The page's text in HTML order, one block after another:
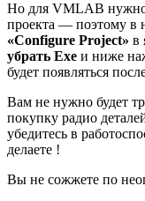
Но для VMLAB
проекта — поэтому в
«Configure Project» в
убрать Exe и ниже
будет появляться
Вам не нужно будет
покупку радио
убедитесь в
делаете !
Вы не сожжете по